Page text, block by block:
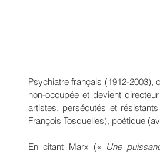
Psychiatre français (1912-2003),
non-occupée et devient
artistes, persécutés et
François Tosquelles), poétique
En citant Marx (« Une